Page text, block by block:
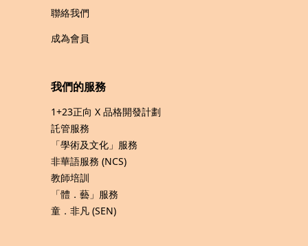
聯絡我們
成為會員
我們的服務
1+23正向 X 品格開發計劃
託管服務
「學術及文化」服務
非華語服務 (NCS)
教師培訓
「體．藝」服務
童．非凡 (SEN)